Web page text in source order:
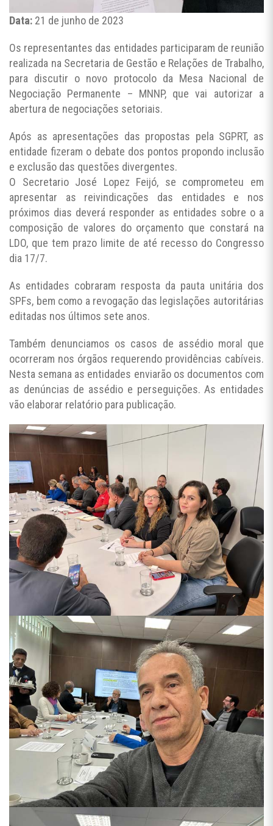
Data: 21 de junho de 2023
Os representantes das entidades participaram de reunião
realizada na Secretaria de Gestão e Relações de Trabalho,
para discutir o novo protocolo da Mesa Nacional de
Negociação Permanente – MNNP, que vai autorizar a
abertura de negociações setoriais.
Após as apresentações das propostas pela SGPRT, as
entidade fizeram o debate dos pontos propondo inclusão
e exclusão das questões divergentes.
O Secretario José Lopez Feijó, se comprometeu em
apresentar as reivindicações das entidades e nos
próximos dias deverá responder as entidades sobre o a
composição de valores do orçamento que constará na
LDO, que tem prazo limite de até recesso do Congresso
dia 17/7.
As entidades cobraram resposta da pauta unitária dos
SPFs, bem como a revogação das legislações autoritárias
editadas nos últimos sete anos.
Também denunciamos os casos de assédio moral que
ocorreram nos órgãos requerendo providências cabíveis.
Nesta semana as entidades enviarão os documentos com
as denúncias de assédio e perseguições. As entidades
vão elaborar relatório para publicação.